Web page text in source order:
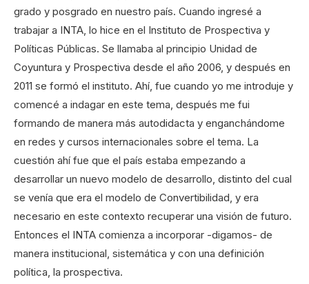
grado y posgrado en nuestro país. Cuando ingresé a
trabajar a INTA, lo hice en el Instituto de Prospectiva y
Políticas Públicas. Se llamaba al principio Unidad de
Coyuntura y Prospectiva desde el año 2006, y después en
2011 se formó el instituto. Ahí, fue cuando yo me introduje y
comencé a indagar en este tema, después me fui
formando de manera más autodidacta y enganchándome
en redes y cursos internacionales sobre el tema. La
cuestión ahí fue que el país estaba empezando a
desarrollar un nuevo modelo de desarrollo, distinto del cual
se venía que era el modelo de Convertibilidad, y era
necesario en este contexto recuperar una visión de futuro.
Entonces el INTA comienza a incorporar -digamos- de
manera institucional, sistemática y con una definición
política, la prospectiva.